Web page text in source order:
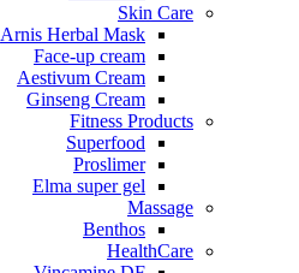
Skin Care
Arnis Herbal Mask
Face-up cream
Aestivum Cream
Ginseng Cream
Fitness Products
Superfood
Proslimer
Elma super gel
Massage
Benthos
HealthCare